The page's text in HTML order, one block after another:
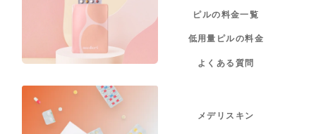
ピルの料金一覧
低用量ピルの料金
よくある質問
メデリスキン